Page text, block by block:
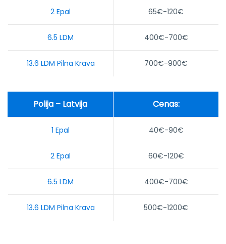
2 Epal 65€-120€
6.5 LDM 400€-700€
13.6 LDM Pilna Krava 700€-900€
Polija – Latvija Cenas:
1 Epal 40€-90€
2 Epal 60€-120€
6.5 LDM 400€-700€
13.6 LDM Pilna Krava 500€-1200€